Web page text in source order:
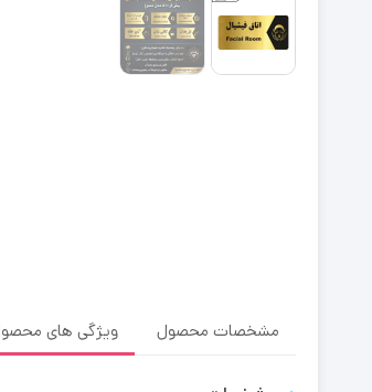
مشخصات محصول ویژگی های